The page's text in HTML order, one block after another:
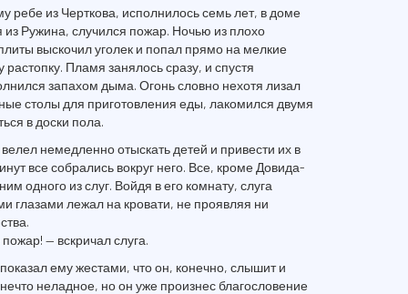
из Черткова, исполнилось семь лет, в доме
из Ружина, случился пожар. Ночью из плохо
выскочил уголек и попал прямо на мелкие
Пламя занялось сразу, и спустя
запахом дыма. Огонь словно нехотя лизал
столы для приготовления еды, лакомился двумя
в доски пола.
немедленно отыскать детей и привести их в
все собрались вокруг него. Все, кроме Довида-
одного из слуг. Войдя в его комнату, слуга
глазами лежал на кровати, не проявляя ни
— вскричал слуга.
ему жестами, что он, конечно, слышит и
неладное, но он уже произнес благословение